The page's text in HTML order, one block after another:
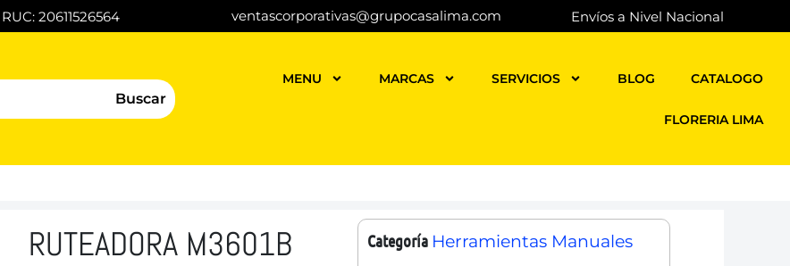
RUC: 20611526564 ventascorporativas@grupocasalima.com Envíos a Nivel Nacional
Buscar
MENU MARCAS SERVICIOS BLOG CATALOGO
FLORERIA LIMA
RUTEADORA M3601B Categoría Herramientas Manuales